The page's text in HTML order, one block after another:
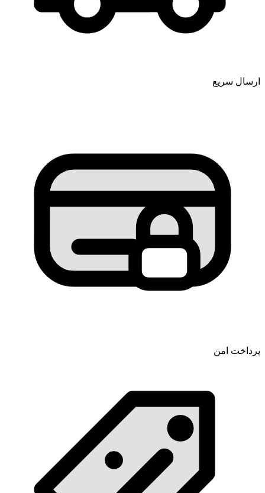
ارسال سریع
پرداخت امن